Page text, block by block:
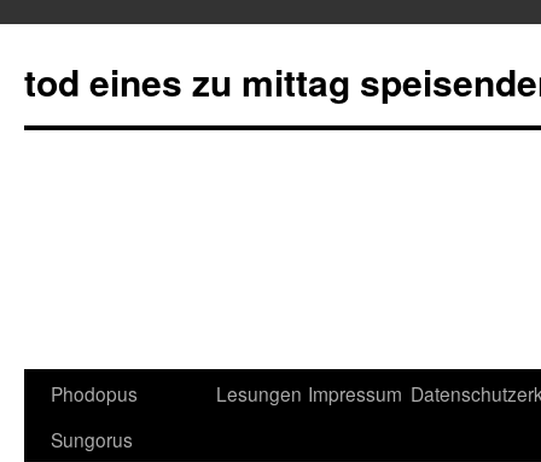
tod eines zu mittag
Springe
zum
Phodopus
Sungorus
Lesungen Impressum